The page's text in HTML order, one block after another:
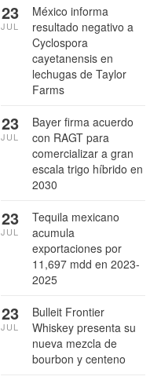
México informa
resultado negativo a
Cyclospora
cayetanensis en
lechugas de Taylor
Farms
23
JUL
Bayer firma acuerdo
con RAGT para
comercializar a gran
escala trigo híbrido en
2030
23
JUL
Tequila mexicano
acumula
exportaciones por
11,697 mdd en 2023-
2025
23
JUL
Bulleit Frontier
Whiskey presenta su
nueva mezcla de
bourbon y centeno
23
JUL